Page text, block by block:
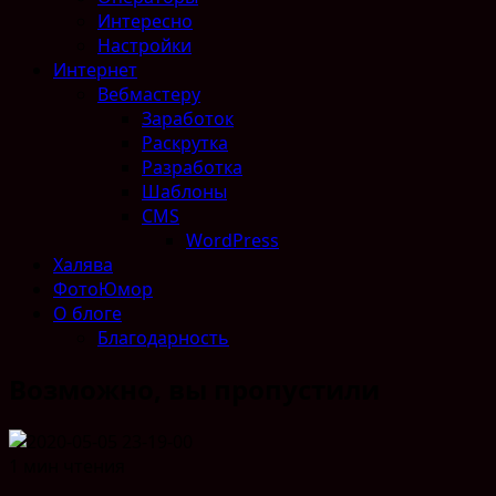
Интересно
Настройки
Интернет
Вебмастеру
Заработок
Раскрутка
Разработка
Шаблоны
CMS
WordPress
Халява
ФотоЮмор
О блоге
Благодарность